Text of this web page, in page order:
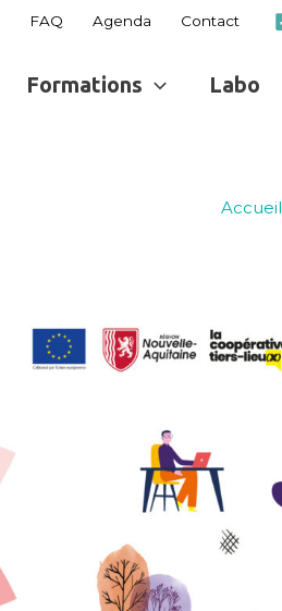
FAQ Agenda Contact
Formations Labo
Accueil